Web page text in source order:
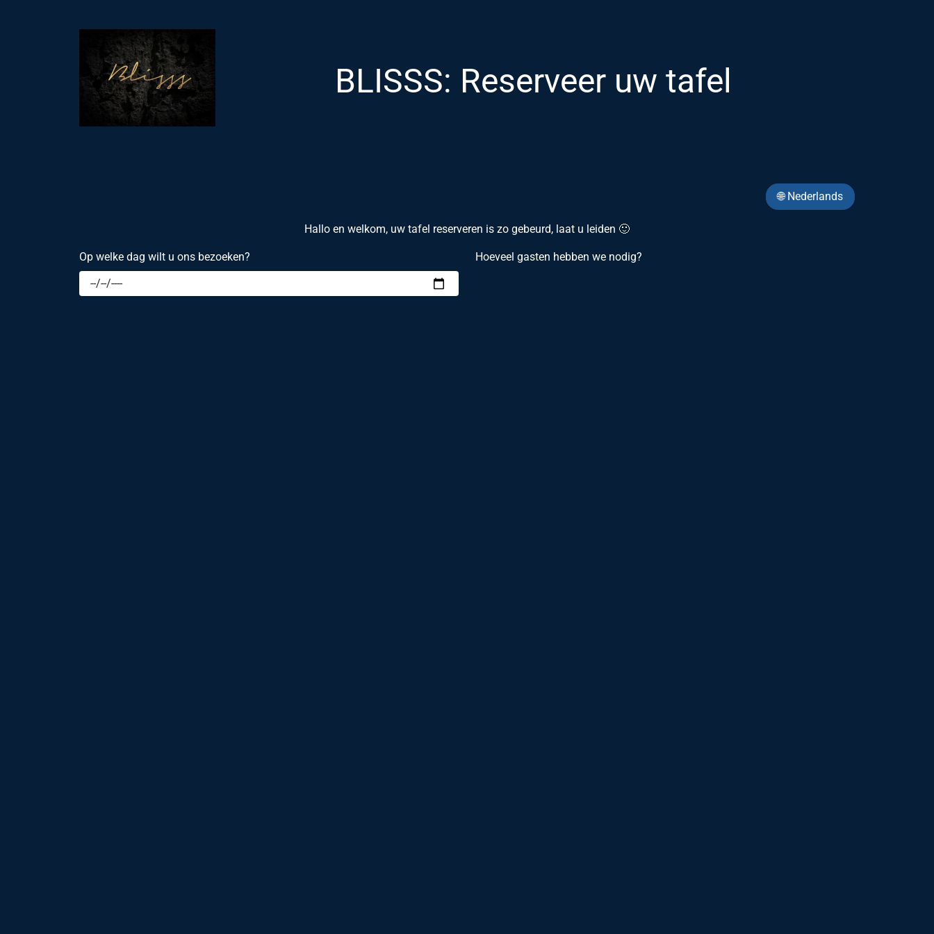
BLISSS: Reserveer uw tafel
🌐 Nederlands
Hallo en welkom, uw tafel reserveren is zo gebeurd, laat u leiden 🙂
Op welke dag wilt u ons bezoeken? Hoeveel gasten hebben we nodig?